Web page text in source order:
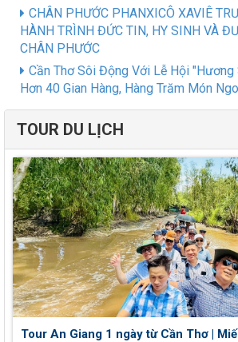
CHÂN PHƯỚC PHANXICÔ XAVIÊ
HÀNH TRÌNH ĐỨC TIN, HY SINH VÀ
CHÂN PHƯỚC
Cần Thơ Sôi Động Với Lễ Hội
Hơn 40 Gian Hàng, Hàng Trăm Món
TOUR DU LỊCH
Tour An Giang 1 ngày từ Cần Thơ |